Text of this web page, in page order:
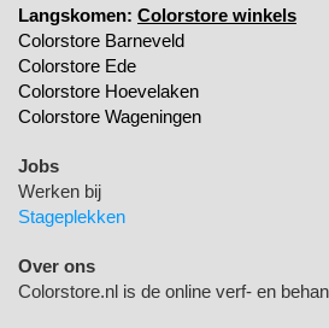
Langskomen: Colorstore winkels
Colorstore Barneveld
Colorstore Ede
Colorstore Hoevelaken
Colorstore Wageningen
Jobs
Werken bij
Stageplekken
Over ons
Colorstore.nl is de online verf- en